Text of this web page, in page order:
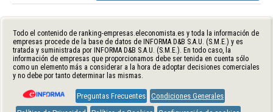
Todo el contenido de ranking-empresas.eleconomista.es y toda la información de
empresas procede de la base de datos de INFORMA D&B S.A.U. (S.M.E.) y es
tratada y suministrada por INFORMA D&B S.A.U. (S.M.E.). En todo caso, la
información de empresas que proporcionamos debe ser tenida en cuenta sólo
como un elemento más a considerar a la hora de adoptar decisiones comerciales
y no debe por tanto determinar las mismas.
Preguntas Frecuentes Condiciones Generales